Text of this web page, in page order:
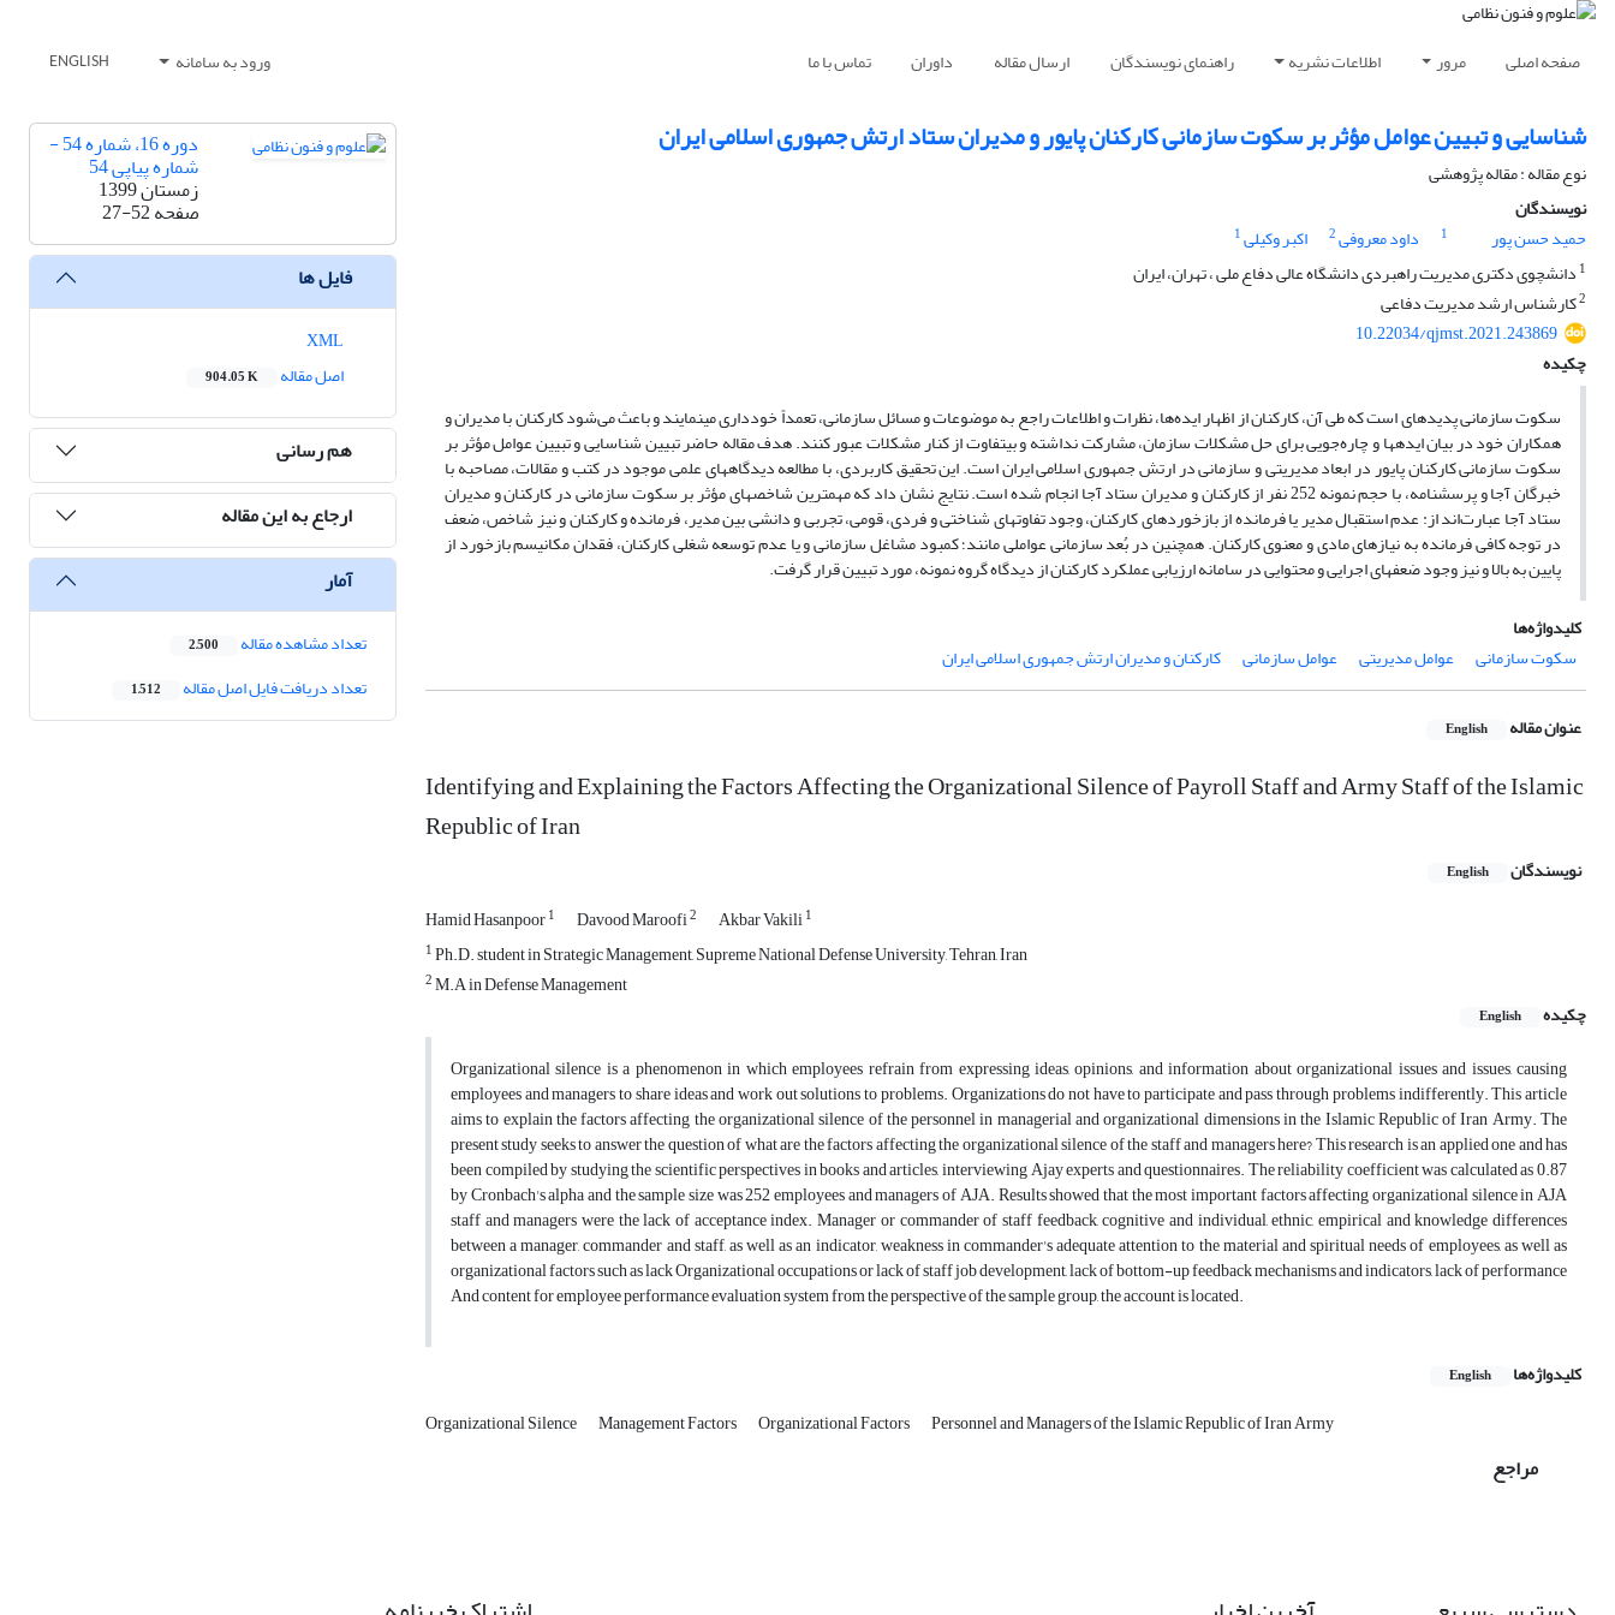
صفحه اصلی مرور اطلاعات نشریه راهنمای نویسندگان ارسال مقاله داوران تماس با ما ورود به سامانه ENGLISH
شناسایی و تبیین عوامل مؤثر بر سکوت سازمانی کارکنان پایور و مدیران ستاد ارتش جمهوری اسلامی ایران
نوع مقاله : مقاله پژوهشی
نویسندگان
حمید حسن پور
1 داود معروفی2 اکبر وکیلی1
1 دانشچوی دکتری مدیریت راهبردی دانشگاه عالی دفاع ملی ، تهران، ایران
2کارشناس ارشد مدیریت دفاعی
10.22034/qjmst.2021.243869
چکیده
سکوت سازمانی پدیده­ای است که طی آن، کارکنان از اظهار ایده‌ها، نظرات و اطلاعات راجع به موضوعات و مسائل سازمانی، تعمداً خودداری می­نمایند ‌و باعث می‌شود کارکنان با مدیران و
همکاران خود در بیان ایده­ها و چاره‌جویی برای حل مشکلات سازمان، مشارکت نداشته و بی­تفاوت از کنار مشکلات عبور کنند. هدف مقاله حاضر تبیین شناسایی و تبیین عوامل مؤثر بر
سکوت سازمانی کارکنان پایور در ابعاد مدیریتی و سازمانی در ارتش جمهوری اسلامی ایران است. این تحقیق کاربردی، با مطالعه دیدگاه­های علمی موجود در کتب و مقالات، مصاحبه با
خبرگان آجا و پرسشنامه، با حجم نمونه 252 نفر از کارکنان و مدیران ستاد آجا انجام شده است. نتایج نشان داد که مهم­ترین شاخص­های مؤثر بر سکوت سازمانی در کارکنان و مدیران
ستاد آجا عبارت‌اند از: عدم استقبال مدیر یا فرمانده از بازخوردهای کارکنان، وجود تفاوت­های شناختی و فردی، قومی، تجربی و دانشی بین مدیر، فرمانده و کارکنان و نیز شاخص، ضعف
در توجه کافی فرمانده به نیازهای مادی و معنوی کارکنان. همچنین در بُعد سازمانی عواملی مانند؛ کمبود مشاغل سازمانی و یا عدم توسعه شغلی کارکنان، فقدان مکانیسم بازخورد از
پایین به بالا و نیز وجود ضعف­های اجرایی و محتوایی در سامانه ارزیابی عملکرد کارکنان از دیدگاه گروه نمونه، مورد تبیین قرار گرفت.
کلیدواژه‌ها
سکوت سازمانی
عوامل مدیریتی عوامل سازمانی کارکنان و مدیران ارتش جمهوری اسلامی ایران
عنوان مقاله English
Identifying and Explaining the Factors Affecting the Organizational Silence of Payroll Staff and Army Staff of the Islamic
Republic of Iran
نویسندگان English
Hamid Hasanpoor1 Davood Maroofi2 Akbar Vakili1
1Ph.D. student in Strategic Management, Supreme National Defense University, Tehran, Iran
2M.A in Defense Management
چکیده
English
Organizational silence is a phenomenon in which employees refrain from expressing ideas, opinions, and information about organizational issues and issues, causing
employees and managers to share ideas and work out solutions to problems. Organizations do not have to participate and pass through problems indifferently. This article
aims to explain the factors affecting the organizational silence of the personnel in managerial and organizational dimensions in the Islamic Republic of Iran Army. The
present study seeks to answer the question of what are the factors affecting the organizational silence of the staff and managers here? This research is an applied one and has
been compiled by studying the scientific perspectives in books and articles, interviewing Ajay experts and questionnaires. The reliability coefficient was calculated as 0.87
by Cronbach's alpha and the sample size was 252 employees and managers of AJA. Results showed that the most important factors affecting organizational silence in AJA
staff and managers were the lack of acceptance index. Manager or commander of staff feedback, cognitive and individual, ethnic, empirical and knowledge differences
between a manager, commander and staff, as well as an indicator, weakness in commander's adequate attention to the material and spiritual needs of employees, as well as
organizational factors such as lack Organizational occupations or lack of staff job development, lack of bottom-up feedback mechanisms and indicators, lack of performance
And content for employee performance evaluation system from the perspective of the sample group, the account is located.
کلیدواژه‌ها English
Organizational Silence Management Factors Organizational Factors Personnel and Managers of the Islamic Republic of Iran Army
مراجع
دوره 16، شماره 54 -
شماره پیاپی 54
زمستان 1399
صفحه27-52
فایل ها
اصل مقاله
904.05 K
هم رسانی
ارجاع به این مقاله
آمار
تعداد مشاهده مقاله 2,500
تعداد دریافت فایل اصل مقاله 1,512